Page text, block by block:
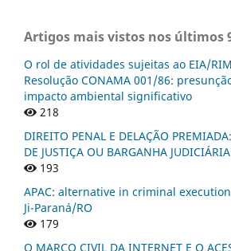
Artigos mais vistos nos últimos
O rol de atividades sujeitas ao EIA/
Resolução CONAMA 001/86:
impacto ambiental significativo
218
DIREITO PENAL E DELAÇÃO
DE JUSTIÇA OU BARGANHA
193
APAC: alternative in criminal
Ji-Paraná/RO
179
O MARCO CIVIL DA INTERNET E O